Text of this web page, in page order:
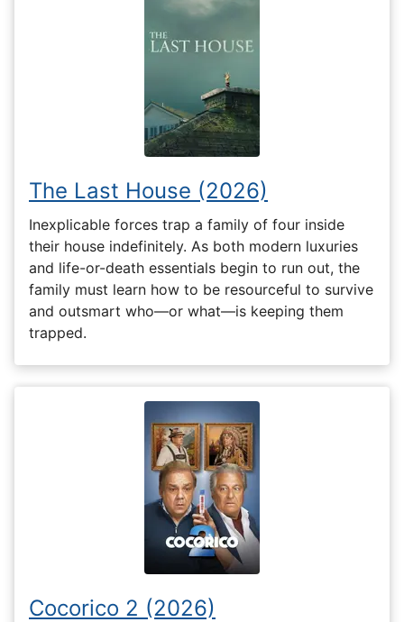
The Last House (2026)
Inexplicable forces trap a family of four inside
their house indefinitely. As both modern luxuries
and life-or-death essentials begin to run out, the
family must learn how to be resourceful to survive
and outsmart who—or what—is keeping them
trapped.
Cocorico 2 (2026)